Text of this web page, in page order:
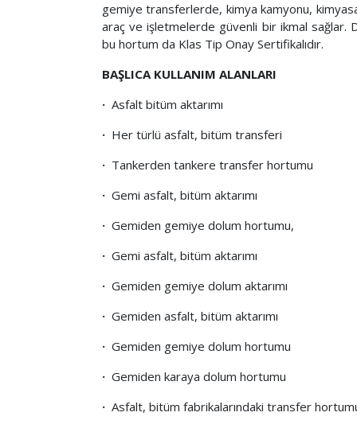
gemiye transferlerde, kimya kamyonu,
araç ve işletmelerde güvenli bir ikmal sağlar.
bu hortum da Klas Tip Onay Sertifikalıdır.
BAŞLICA KULLANIM ALANLARI
· Asfalt bitüm aktarımı
· Her türlü asfalt, bitüm transferi
· Tankerden tankere transfer hortumu
· Gemi asfalt, bitüm aktarımı
· Gemiden gemiye dolum hortumu,
· Gemi asfalt, bitüm aktarımı
· Gemiden gemiye dolum aktarımı
· Gemiden asfalt, bitüm aktarımı
· Gemiden gemiye dolum hortumu
· Gemiden karaya dolum hortumu
· Asfalt, bitüm fabrikalarındaki transfer